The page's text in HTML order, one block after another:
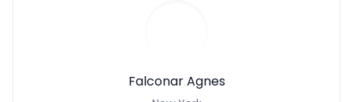
Falconar Agnes